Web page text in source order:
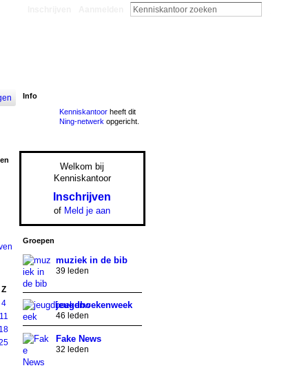
Z
4
11
18
Info
Kenniskantoorheeft dit
Ning-netwerk opgericht.
Welkom bij
Kenniskantoor
Inschrijven
of Meld je aan
Groepen
muziek in de bib
39 leden
jeugdboekenweek
46 leden
Fake News
32 leden